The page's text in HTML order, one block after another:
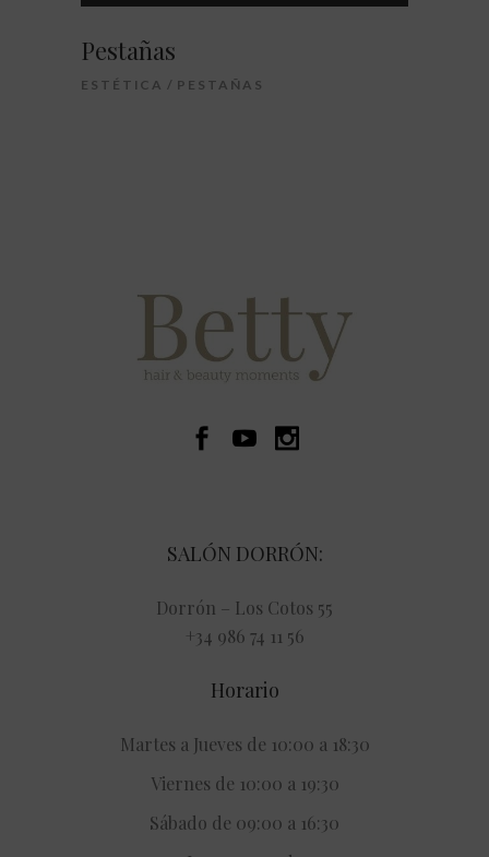
Pestañas
ESTÉTICA PESTAÑAS
SALÓN DORRÓN:
Dorrón – Los Cotos 55
+34 986 74 11 56
Horario
Martes a Jueves de 10:00 a 18:30
Viernes de 10:00 a 19:30
Sábado de 09:00 a 16:30